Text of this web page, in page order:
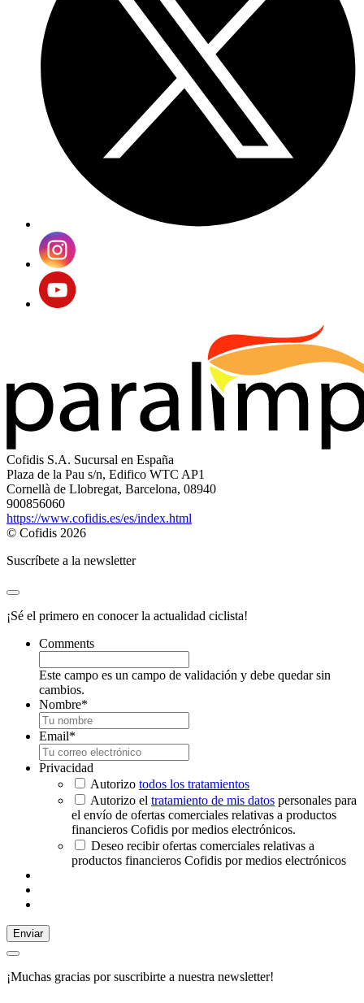
Cofidis S.A. Sucursal en España
Plaza de la Pau s/n, Edifico WTC AP1
Cornellà de Llobregat, Barcelona, 08940
900856060
https://www.cofidis.es/es/index.html
© Cofidis 2026
Suscríbete a la newsletter
¡Sé el primero en conocer la actualidad ciclista!
Comments
Este campo es un campo de validación y debe quedar sin
cambios.
Nombre*
Email*
Privacidad
Autorizo todos los tratamientos
Autorizo el tratamiento de mis datos personales para
el envío de ofertas comerciales relativas a productos
financieros Cofidis por medios electrónicos.
Deseo recibir ofertas comerciales relativas a
productos financieros Cofidis por medios electrónicos
Enviar
¡Muchas gracias por suscribirte a nuestra newsletter!